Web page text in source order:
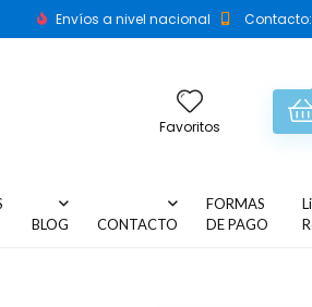
Envíos a nivel nacional Contacto:
Favoritos
BLOG
CONTACTO
FORMAS
DE PAGO